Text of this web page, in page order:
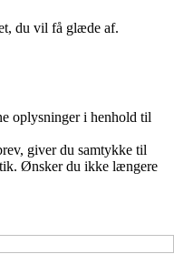
du vil få glæde af.
oplysninger i henhold til
giver du samtykke til
Ønsker du ikke længere